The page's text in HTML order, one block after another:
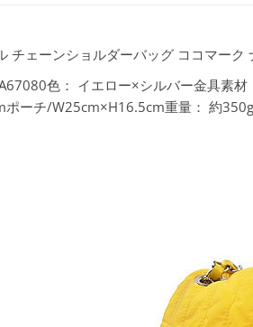
チェーンショルダーバッグ ココマー
色： イエロー×シルバー金具素材
ポーチ/W25cm×H16.5cm重量： 約